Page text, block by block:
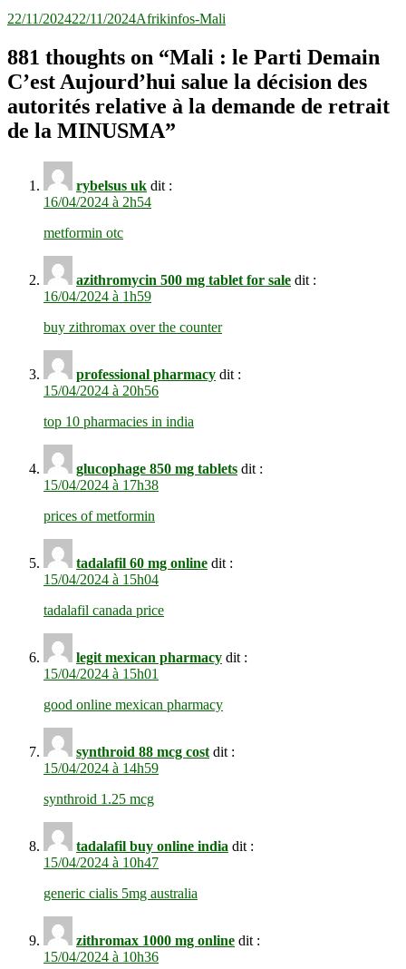
22/11/202422/11/2024Afrikinfos-Mali
881 thoughts on “Mali : le Parti Demain
C’est Aujourd’hui salue la décision des
autorités relative à la demande de retrait
de la MINUSMA”
rybelsus uk dit :
16/04/2024 à 2h54
metformin otc
azithromycin 500 mg tablet for sale dit :
16/04/2024 à 1h59
buy zithromax over the counter
professional pharmacy dit :
15/04/2024 à 20h56
top 10 pharmacies in india
glucophage 850 mg tablets dit :
15/04/2024 à 17h38
prices of metformin
tadalafil 60 mg online dit :
15/04/2024 à 15h04
tadalafil canada price
legit mexican pharmacy dit :
15/04/2024 à 15h01
good online mexican pharmacy
synthroid 88 mcg cost dit :
15/04/2024 à 14h59
synthroid 1.25 mcg
tadalafil buy online india dit :
15/04/2024 à 10h47
generic cialis 5mg australia
zithromax 1000 mg online dit :
15/04/2024 à 10h36